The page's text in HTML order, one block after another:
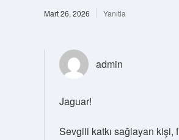
Mart 26, 2026 Yanıtla
admin
Jaguar!
Sevgili katkı sağlayan kişi,